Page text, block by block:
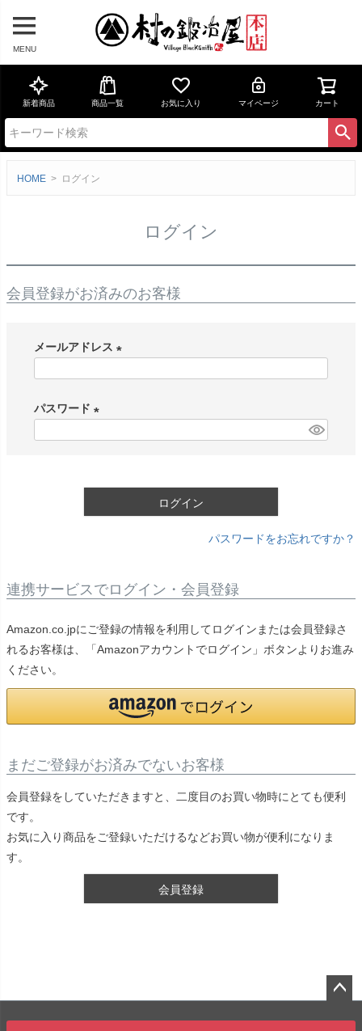
MENU
新着商品 商品一覧 お気に入り マイページ カート
HOME ログイン
ログイン
会員登録がお済みのお客様
メールアドレス
パスワード
ログイン
パスワードをお忘れですか？
連携サービスでログイン・会員登録
Amazon.co.jpにご登録の情報を利用してログインまたは会員登録さ
れるお客様は、「Amazonアカウントでログイン」ボタンよりお進み
ください。
まだご登録がお済みでないお客様
会員登録をしていただきますと、二度目のお買い物時にとても便利
です。
お気に入り商品をご登録いただけるなどお買い物が便利になりま
す。
会員登録